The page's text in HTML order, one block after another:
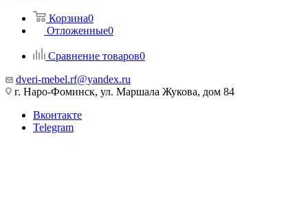
Корзина0
Отложенные0
Сравнение товаров0
dveri-mebel.rf@yandex.ru
г. Наро-Фоминск, ул. Маршала Жукова, дом 84
Вконтакте
Telegram